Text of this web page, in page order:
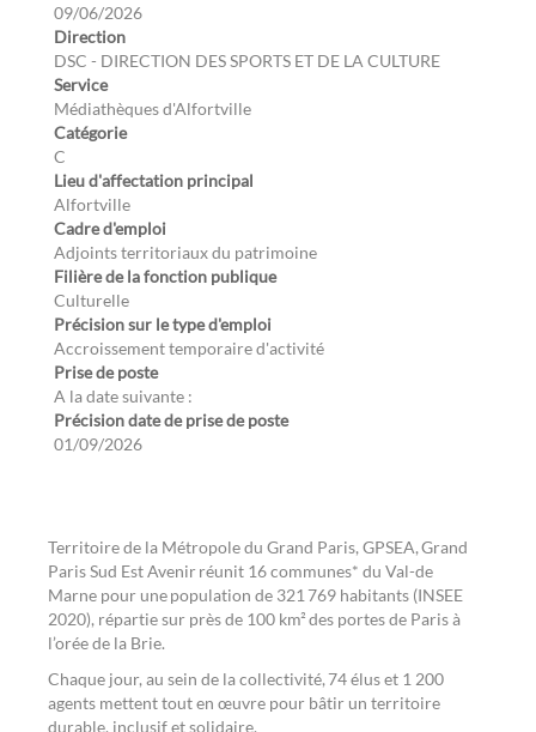
09/06/2026
Direction
DSC - DIRECTION DES SPORTS ET DE LA CULTURE
Service
Médiathèques d'Alfortville
Catégorie
C
Lieu d'affectation principal
Alfortville
Cadre d'emploi
Adjoints territoriaux du patrimoine
Filière de la fonction publique
Culturelle
Précision sur le type d'emploi
Accroissement temporaire d'activité
Prise de poste
A la date suivante :
Précision date de prise de poste
01/09/2026
Territoire de la Métropole du Grand Paris, GPSEA, Grand
Paris Sud Est Avenir réunit 16 communes* du Val-de
Marne pour une population de 321 769 habitants (INSEE
2020), répartie sur près de 100 km² des portes de Paris à
l’orée de la Brie.
Chaque jour, au sein de la collectivité, 74 élus et 1 200
agents mettent tout en œuvre pour bâtir un territoire
durable, inclusif et solidaire.